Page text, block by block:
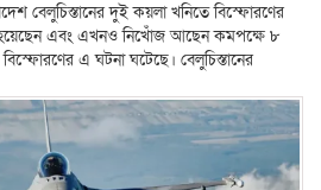
বেলুচিস্তানের দুই কয়লা খনিতে বিস্ফোরণের
এবং এখনও নিখোঁজ আছেন কমপক্ষে ৮
এ ঘটনা ঘটেছে। বেলুচিস্তানের